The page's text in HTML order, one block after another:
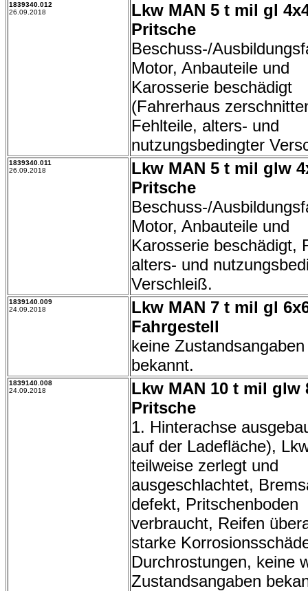
1839340.012
26.09.2018
Lkw MAN 5 t mil gl
Pritsche
Beschuss-/
Motor, Anbauteile und
Karosserie beschädigt
(Fahrerhaus
Fehlteile, alters- und
nutzungsbedingter
1839340.011
26.09.2018
Lkw MAN 5 t mil glw
Pritsche
Beschuss-/
Motor, Anbauteile und
Karosserie beschädigt,
alters- und
Verschleiß.
1839140.009
24.09.2018
Lkw MAN 7 t mil gl
Fahrgestell
keine Zustandsangaben
bekannt.
1839140.008
24.09.2018
Lkw MAN 10 t mil glw
Pritsche
1. Hinterachse
auf der Ladefläche),
teilweise zerlegt und
ausgeschlachtet,
defekt, Pritschenboden
verbraucht, Reifen
starke
Durchrostungen, keine
Zustandsangaben